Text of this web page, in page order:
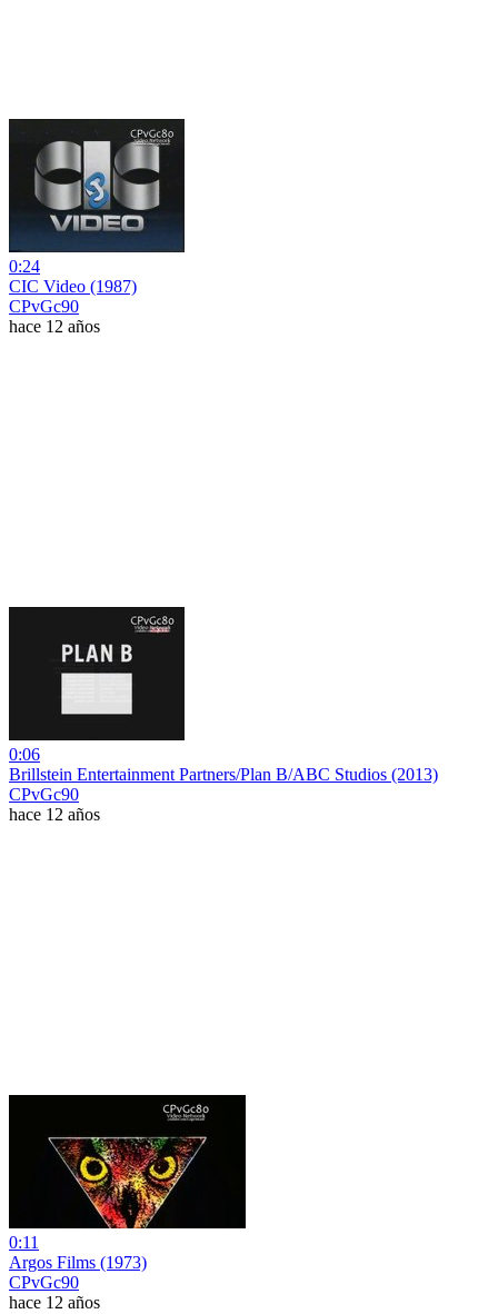
0:24
CIC Video (1987)
CPvGc90
hace 12 años
0:06
Brillstein Entertainment Partners/Plan B/ABC Studios (2013)
CPvGc90
hace 12 años
0:11
Argos Films (1973)
CPvGc90
hace 12 años